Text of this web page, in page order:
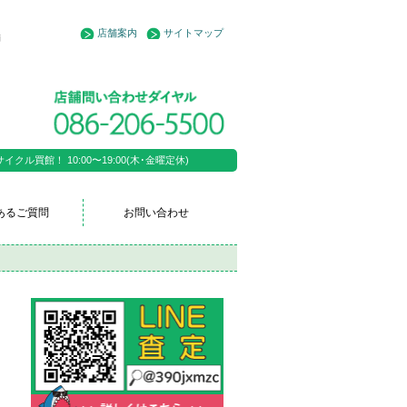
店舗案内 サイトマップ
クル買館！ 10:00〜19:00(木･金曜定休)
るご質問 お問い合わせ